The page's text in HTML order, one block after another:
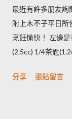
凍。必須注意的是
所以解凍馬鈴薯塊
度不同，可依料理
將馬鈴薯壓成泥，
被附近的馬鈴薯
最近有許多朋友詢
附上木不子平日所
烹飪愉快！ 左邊
(2.5cc) 1/4茶匙
用材料容量重量
分享 張貼留言